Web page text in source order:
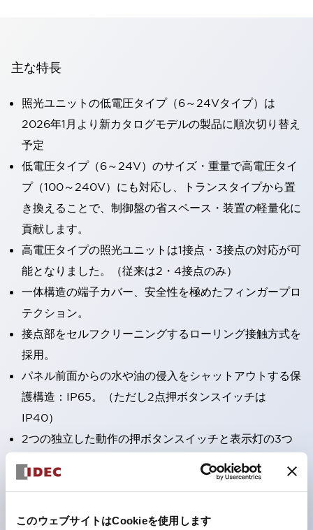
このウェブサイトはCookieを使用します
主な特長
照光ユニットの低電圧タイプ（6～24Vタイプ）は
2026年1月より新カタログモデルの製品に順次切り替え
予定
低電圧タイプ（6～24V）のサイズ・重量で高電圧タイ
プ（100～240V）にも対応し、トランスタイプから置
き換えることで、制御盤の省スペース・装置の軽量化に
貢献します。
高電圧タイプの照光ユニットは1接点・3接点の対応が可
能となりました。（従来は2・4接点のみ）
一体構造の端子カバー、安全性を極めたフィンガープロ
テクション。
接点部をセルフクリーニングするローリング接触方式を
採用。
パネル前面からの水や油の侵入をシャットアウトする保
護構造：IP65。（ただし2点押ボタンスイッチは
IP40）
2つの独立した動作の押ボタンスイッチと表示灯の3つ
の機能を1つのスイッチで可能にした2点押ボタンスイッ
チも完備。
1つで6色の役をこなすLED球（LSRD球）。これまで色